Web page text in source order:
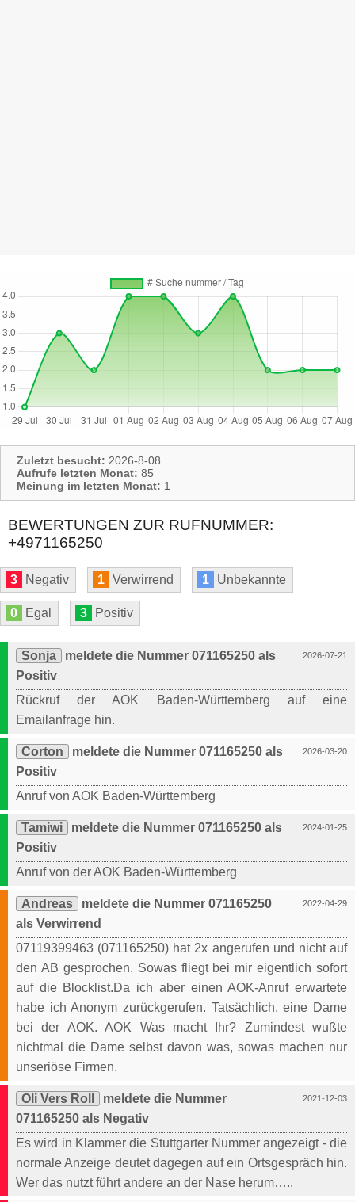
Zuletzt besucht: 2026-8-08
Aufrufe letzten Monat: 85
Meinung im letzten Monat: 1
BEWERTUNGEN ZUR RUFNUMMER:
+4971165250
3 Negativ 1 Verwirrend 1 Unbekannte
0 Egal 3 Positiv
2026-07-21
Sonja
meldete die Nummer 071165250 als
Positiv
Rückruf der AOK Baden-Württemberg auf eine
Emailanfrage hin.
2026-03-20
Corton
meldete die Nummer 071165250 als
Positiv
Anruf von AOK Baden-Württemberg
2024-01-25
Tamiwi
meldete die Nummer 071165250 als
Positiv
Anruf von der AOK Baden-Württemberg
2022-04-29
Andreas
meldete die Nummer 071165250
als Verwirrend
07119399463 (071165250) hat 2x angerufen und nicht auf
den AB gesprochen. Sowas fliegt bei mir eigentlich sofort
auf die Blocklist.Da ich aber einen AOK-Anruf erwartete
habe ich Anonym zurückgerufen. Tatsächlich, eine Dame
bei der AOK. AOK Was macht Ihr? Zumindest wußte
nichtmal die Dame selbst davon was, sowas machen nur
unseriöse Firmen.
2021-12-03
Oli Vers Roll
meldete die Nummer
071165250 als Negativ
Es wird in Klammer die Stuttgarter Nummer angezeigt - die
normale Anzeige deutet dagegen auf ein Ortsgespräch hin.
Wer das nutzt führt andere an der Nase herum…..